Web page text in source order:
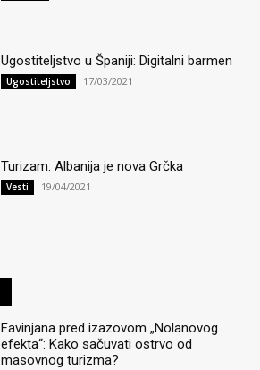
Ugostiteljstvo u Španiji: Digitalni barmen
Ugostiteljstvo 17/03/2021
Turizam: Albanija je nova Grčka
Vesti 19/04/2021
Favinjana pred izazovom „Nolanovog
efekta“: Kako sačuvati ostrvo od
masovnog turizma?